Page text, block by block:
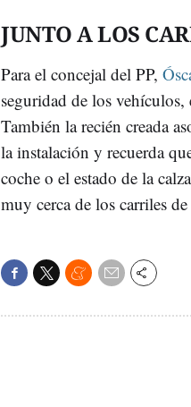
JUNTO A LOS
Para el concejal del PP,
seguridad de los vehículos,
También la recién creada
la instalación y recuerda
coche o el estado de la
muy cerca de los carriles